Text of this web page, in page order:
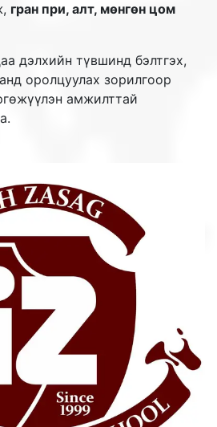
гран при, алт, мөнгөн цом
дэлхийн түвшинд бэлтгэх,
оролцуулах зорилгоор
амжилттай